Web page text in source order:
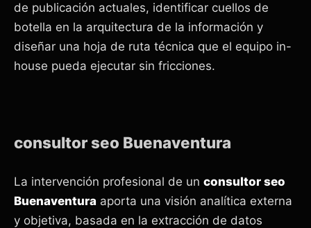
de publicación actuales, identificar cuellos de
botella en la arquitectura de la información y
diseñar una hoja de ruta técnica que el equipo in-
house pueda ejecutar sin fricciones.
consultor seo Buenaventura
La intervención profesional de un consultor seo
Buenaventura aporta una visión analítica externa
y objetiva, basada en la extracción de datos